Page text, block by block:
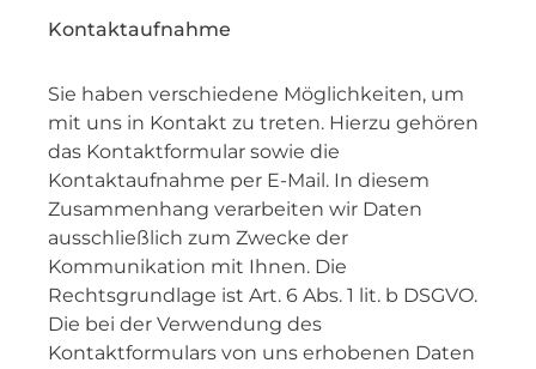
Kontaktaufnahme
Sie haben verschiedene Möglichkeiten, um
mit uns in Kontakt zu treten. Hierzu gehören
das Kontaktformular sowie die
Kontaktaufnahme per E-Mail. In diesem
Zusammenhang verarbeiten wir Daten
ausschließlich zum Zwecke der
Kommunikation mit Ihnen. Die
Rechtsgrundlage ist Art. 6 Abs. 1 lit. b DSGVO.
Die bei der Verwendung des
Kontaktformulars von uns erhobenen Daten